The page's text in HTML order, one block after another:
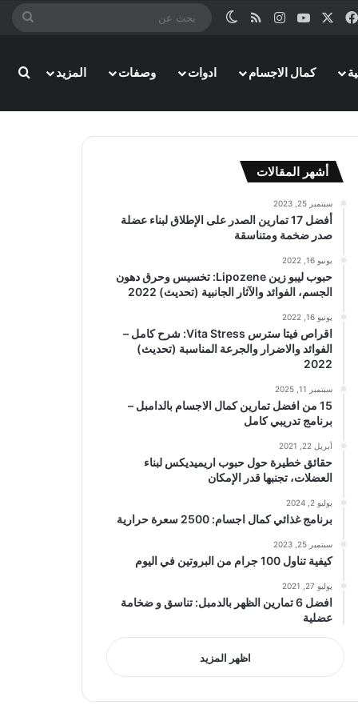
فيسبوك ‫YouTubeانستقرامملخص الموقع RSS
الوضع المظلم
كمال الاجسام ادوات وصفات المزيد
أشهر المقالات
سبتمبر 25, 2023
أفضل 17 تمارين الصدر على الإطلاق لبناء عضلة
صدر ضخمة ومتناسقة
يونيو 16, 2022
حبوب ليبو زين Lipozene: تخسيس وحرق دهون
الجسم، الفوائد والآثار الجانبية (تحديث) 2022
يونيو 16, 2022
اقراص فيتا سترس Vita Stress: شرح كامل –
الفوائد والاضرار والجرعة المناسبة (تحديث)
2022
سبتمبر 11, 2025
15 من افضل تمارين كمال الاجسام بالدامبل –
برنامج تدريبي كامل
أبريل 22, 2021
حقائق خطيرة حول حبوب اريميديكس لبناء
العضلات، تجنبها قدر الإمكان
يوليو 2, 2024
برنامج غذائي كمال اجسام: 2500 سعرة حرارية
سبتمبر 25, 2023
كيفية تناول 100 جرام من البروتين في اليوم
يوليو 27, 2021
افضل 6 تمارين الظهر بالدمبل: تناسق و ضخامة
عضلية
اظهر المزيد